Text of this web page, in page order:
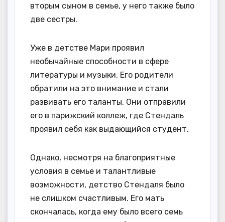
вторым сыном в семье, у него также было
две сестры.
Уже в детстве Мари проявил
необычайные способности в сфере
литературы и музыки. Его родители
обратили на это внимание и стали
развивать его таланты. Они отправили
его в парижский коллеж, где Стендаль
проявил себя как выдающийся студент.
Однако, несмотря на благоприятные
условия в семье и талантливые
возможности, детство Стендаля было
не слишком счастливым. Его мать
скончалась, когда ему было всего семь